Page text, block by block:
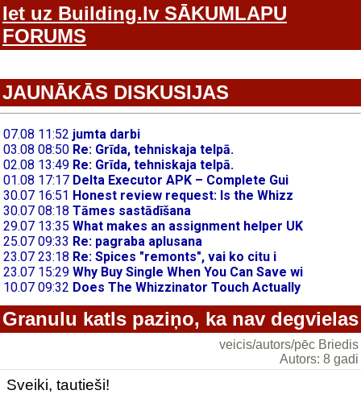
Iet uz Building.lv SĀKUMLAPU
FORUMS
JAUNĀKĀS DISKUSIJAS
Granulu katls paziņo, ka nav degvielas
veicis/autors/pēc Briedis
Autors: 8 gadi
Sveiki, tautieši!